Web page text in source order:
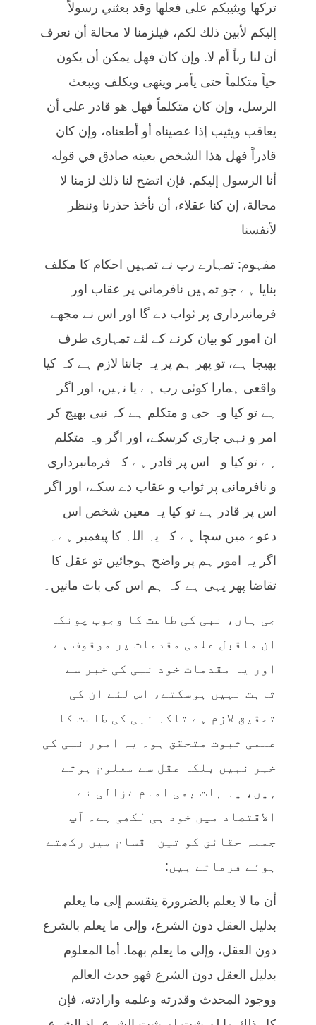
تركها ويثيبكم على فعلها وقد بعثني رسولاً
إليكم لأبين ذلك لكم، فيلزمنا لا محالة أن نعرف
أن لنا رباً أم لا. وإن كان فهل يمكن أن يكون
حياً متكلماً حتى يأمر وينهى ويكلف ويبعث
الرسل، وإن كان متكلماً فهل هو قادر على أن
يعاقب ويثيب إذا عصيناه أو أطعناه، وإن كان
قادراً فهل هذا الشخص بعينه صادق في قوله
أنا الرسول إليكم. فإن اتضح لنا ذلك لزمنا لا
محالة، إن كنا عقلاء، أن نأخذ حذرنا وننظر
لأنفسنا
مفہوم: تمہارے رب نے تمہیں احکام کا مکلف
بنایا ہے جو تمہیں نافرمانی پر عقاب اور
فرمانبرداری پر ثواب دے گا اور اس نے مجھے
ان امور کو بیان کرنے کے لئے تمہاری طرف
بھیجا ہے، تو پھر ہم پر یہ جاننا لازم ہے کہ کیا
واقعی ہمارا کوئی رب ہے یا نہیں، اور اگر
ہے تو کیا وہ حی و متکلم ہے کہ نبی بھیج کر
امر و نہی جاری کرسکے، اور اگر وہ متکلم
ہے تو کیا وہ اس پر قادر ہے کہ فرمانبرداری
و نافرمانی پر ثواب و عقاب دے سکے، اور اگر
اس پر قادر ہے تو کیا یہ معین شخص اس
دعوے میں سچا ہے کہ یہ اللہ کا پیغمبر ہے۔
اگر یہ امور ہم پر واضح ہوجائیں تو عقل کا
تقاضا پھر یہی ہے کہ ہم اس کی بات مانیں۔
جی ہاں، نبی کی طاعت کا وجوب چونکہ
ان ماقبل علمی مقدمات پر موقوف ہے
اور یہ مقدمات خود نبی کی خبر سے
ثابت نہیں ہوسکتے، اس لئے ان کی
تحقیق لازم ہے تاکہ نبی کی طاعت کا
علمی ثبوت متحقق ہو۔ یہ امور نبی کی
خبر نہیں بلکہ عقل سے معلوم ہوتے
ہیں، یہ بات بھی امام غزالی نے
الاقتصاد میں خود ہی لکھی ہے۔ آپ
جملہ حقائق کو تین اقسام میں رکھتے
ہوئے فرماتے ہیں:
أن ما لا يعلم بالضرورة ينقسم إلى ما يعلم
بدليل العقل دون الشرع، وإلى ما يعلم بالشرع
دون العقل، وإلى ما يعلم بهما. أما المعلوم
بدليل العقل دون الشرع فهو حدث العالم
ووجود المحدث وقدرته وعلمه وارادته، فإن